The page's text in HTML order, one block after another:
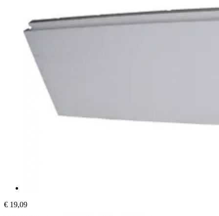
€ 19,09